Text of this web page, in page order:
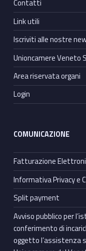
Contatti
Link utili
Iscriviti alle nostre
Unioncamere Veneto
Area riservata organi
Login
COMUNICAZIONE
Fatturazione
Informativa Privacy e
Split payment
Avviso pubblico per
conferimento di
oggetto l’assistenza